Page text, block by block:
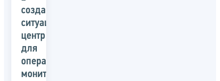
создан
ситуационный
центр
для
оперативного
мониторинга